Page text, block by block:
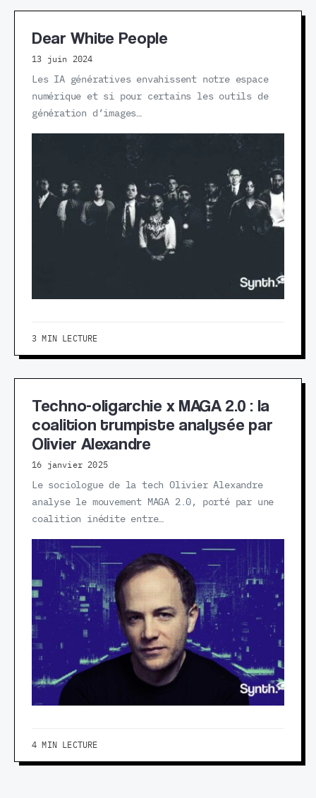
Dear White People
13 juin 2024
Les IA génératives envahissent notre espace
numérique et si pour certains les outils de
génération d’images…
3 MIN LECTURE
Techno-oligarchie x MAGA 2.0 : la
coalition trumpiste analysée par
Olivier Alexandre
16 janvier 2025
Le sociologue de la tech Olivier Alexandre
analyse le mouvement MAGA 2.0, porté par une
coalition inédite entre…
4 MIN LECTURE